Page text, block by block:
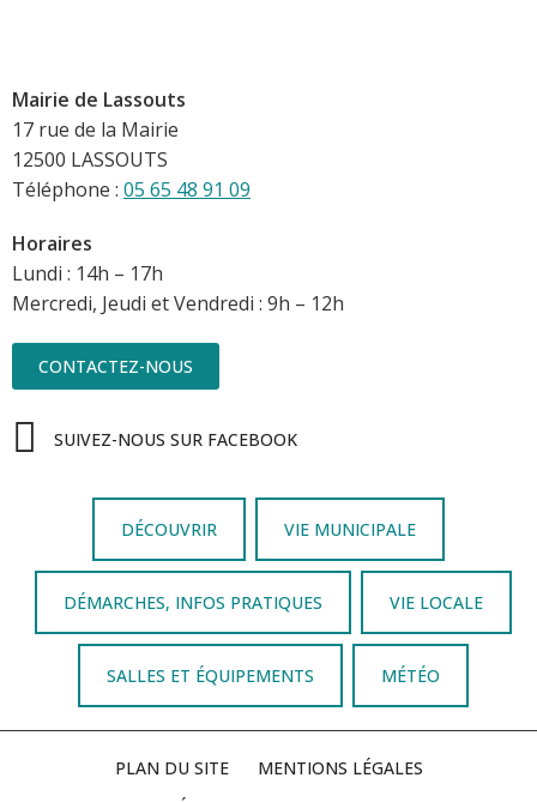
Mairie de Lassouts
17 rue de la Mairie
12500 LASSOUTS
Téléphone : 05 65 48 91 09
Horaires
Lundi : 14h – 17h
Mercredi, Jeudi et Vendredi : 9h – 12h
CONTACTEZ-NOUS
SUIVEZ-NOUS SUR FACEBOOK
DÉCOUVRIR VIE MUNICIPALE
DÉMARCHES, INFOS PRATIQUES VIE LOCALE
SALLES ET ÉQUIPEMENTS MÉTÉO
PLAN DU SITE
MENTIONS LÉGALES